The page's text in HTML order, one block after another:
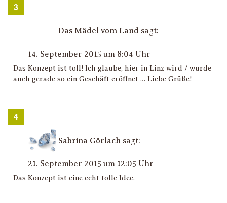
Das Mädel vom Land sagt:
14. September 2015 um 8:04 Uhr
Das Konzept ist toll! Ich glaube, hier in Linz wird / wurde
auch gerade so ein Geschäft eröffnet … Liebe Grüße!
Sabrina Görlach sagt:
21. September 2015 um 12:05 Uhr
Das Konzept ist eine echt tolle Idee.